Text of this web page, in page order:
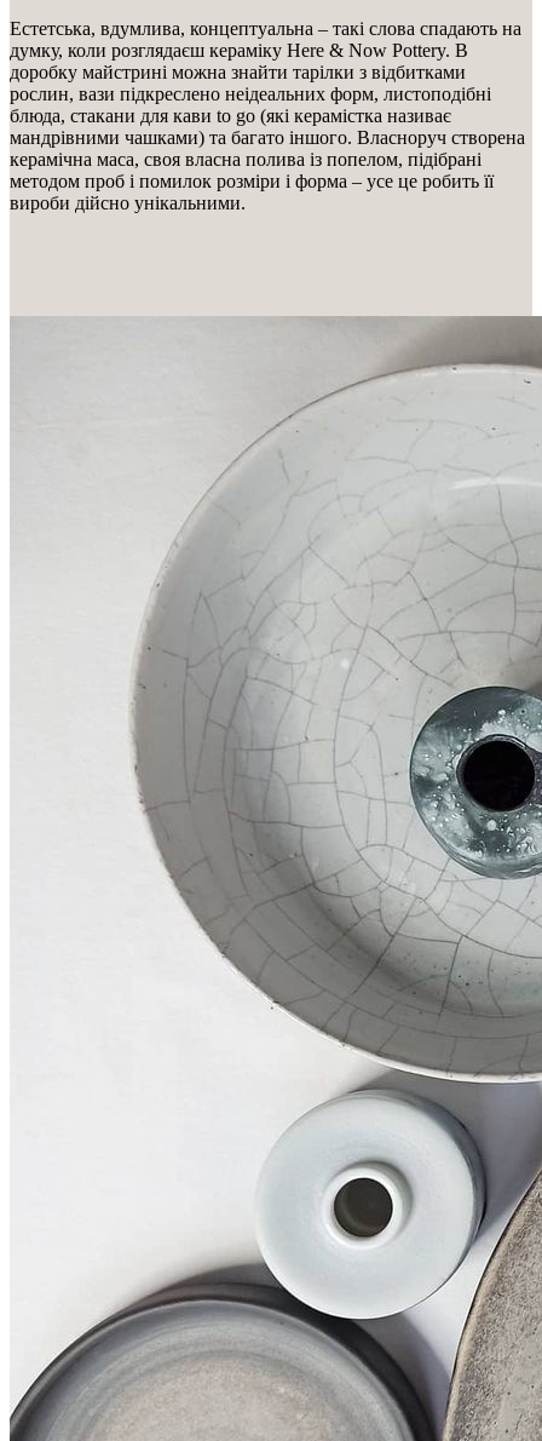
Естетська, вдумлива, концептуальна – такі слова спадають на
думку, коли розглядаєш кераміку Here & Now Pottery. В
доробку майстрині можна знайти тарілки з відбитками
рослин, вази підкреслено неідеальних форм, листоподібні
блюда, стакани для кави to go (які керамістка називає
мандрівними чашками) та багато іншого. Власноруч створена
керамічна маса, своя власна полива із попелом, підібрані
методом проб і помилок розміри і форма – усе це робить її
вироби дійсно унікальними.